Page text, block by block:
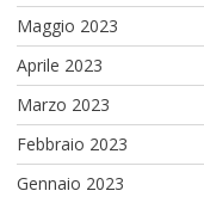
Maggio 2023
Aprile 2023
Marzo 2023
Febbraio 2023
Gennaio 2023